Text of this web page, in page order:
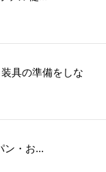
具の準備をしな
ン・お...